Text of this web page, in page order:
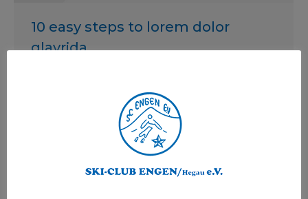
10 easy steps to lorem dolor
glavrida
Nunc from ipsum placerat Suspen disseut
molestie hendrerit itae. Nunc placerat mattis
odio, ut rhoncus ante facilisis nec.